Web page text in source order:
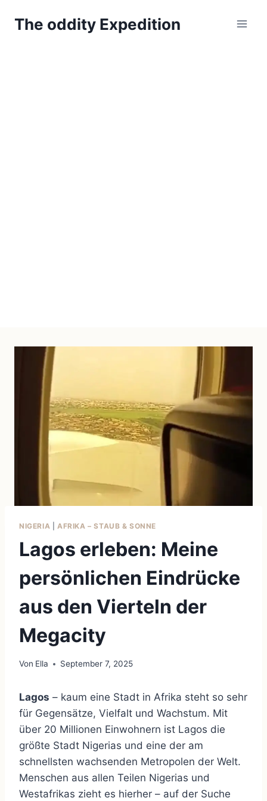
InhaltThe oddity Expedition
NIGERIA AFRIKA – STAUB & SONNE
Lagos erleben: Meine
persönlichen Eindrücke
aus den Vierteln der
Megacity
Von Ella September 7, 2025
Lagos – kaum eine Stadt in Afrika steht so sehr
für Gegensätze, Vielfalt und Wachstum. Mit
über 20 Millionen Einwohnern ist Lagos die
größte Stadt Nigerias und eine der am
schnellsten wachsenden Metropolen der Welt.
Menschen aus allen Teilen Nigerias und
Westafrikas zieht es hierher – auf der Suche